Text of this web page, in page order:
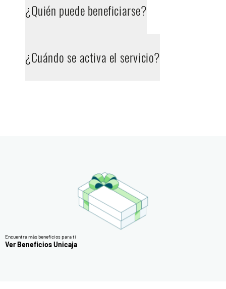
¿Quién puede beneficiarse?
¿Cuándo se activa el servicio?
Encuentra más beneficios para ti
Ver Beneficios Unicaja